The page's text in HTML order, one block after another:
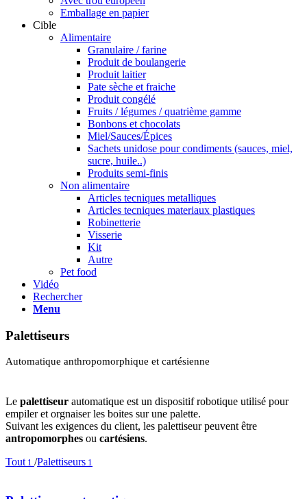
Emballage en papier
Cible
Alimentaire
Granulaire / farine
Produit de boulangerie
Produit laitier
Pate sèche et fraiche
Produit congélé
Fruits / légumes / quatrième gamme
Bonbons et chocolats
Miel/Sauces/Épices
Sachets unidose pour condiments (sauces, miel,
sucre, huile..)
Produits semi-finis
Non alimentaire
Articles tecniques metalliques
Articles tecniques materiaux plastiques
Robinetterie
Visserie
Kit
Autre
Pet food
Vidéo
Rechercher
Menu
Palettiseurs
Automatique anthropomorphique et cartésienne
Le palettiseur automatique est un dispositif robotique utilisé pour
empiler et orgnaiser les boites sur une palette.
Suivant les exigences du client, les palettiseur peuvent être
antropomorphes ou cartésiens.
Tout1 /Palettiseurs 1